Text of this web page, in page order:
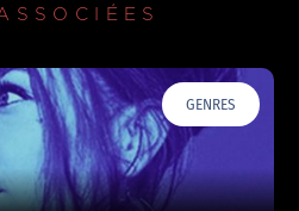
GENRES